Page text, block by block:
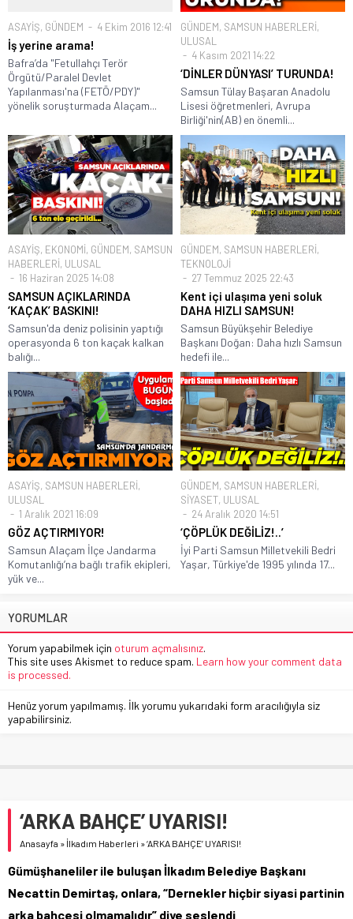
ASAYİŞ, GÜNDEM 4 Ekim 2016 12:41
İş yerine arama!
Bafra’da "Fetullahçı Terör
Örgütü/Paralel Devlet
Yapılanması'na (FETÖ/PDY)"
yönelik soruşturmada Alaçam...
GÜNDEM, SAMSUN HABERLERİ,
ULUSAL
4 Kasım 2021 14:22
‘DİNLER DÜNYASI’ TURUNDA!
Samsun Tülay Başaran Anadolu
Lisesi öğretmenleri, Avrupa
Birliği'nin(AB) en önemli...
ASAYİŞ, EKONOMİ, GÜNDEM, SAMSUN
HABERLERİ, ULUSAL
16 Haziran 2025 14:08
SAMSUN AÇIKLARINDA
‘KAÇAK’ BASKINI!
Samsun'da deniz polisinin yaptığı
operasyonda 6 ton kaçak kalkan
balığı...
GÜNDEM, SAMSUN HABERLERİ,
TEKNOLOJİ
27 Temmuz 2025 22:43
Kent içi ulaşıma yeni soluk
DAHA HIZLI SAMSUN!
Samsun Büyükşehir Belediye
Başkanı Doğan: Daha hızlı Samsun
hedefi ile...
ASAYİŞ, SAMSUN HABERLERİ,
ULUSAL
1 Aralık 2021 16:09
GÖZ AÇTIRMIYOR!
Samsun Alaçam İlçe Jandarma
Komutanlığı’na bağlı trafik ekipleri,
yük ve...
GÜNDEM, SAMSUN HABERLERİ,
SİYASET, ULUSAL
24 Aralık 2020 14:51
‘ÇÖPLÜK DEĞİLİZ!..’
İyi Parti Samsun Milletvekili Bedri
Yaşar, Türkiye'de 1995 yılında 17...
YORUMLAR
Yorum yapabilmek için oturum açmalısınız.
This site uses Akismet to reduce spam. Learn how your comment data
is processed.
Henüz yorum yapılmamış. İlk yorumu yukarıdaki form aracılığıyla siz
yapabilirsiniz.
‘ARKA BAHÇE’ UYARISI!
Anasayfa » İlkadım Haberleri »‘ARKA BAHÇE’ UYARISI!
Gümüşhaneliler ile buluşan İlkadım Belediye Başkanı
Necattin Demirtaş, onlara, “Dernekler hiçbir siyasi partinin
arka bahçesi olmamalıdır” diye seslendi